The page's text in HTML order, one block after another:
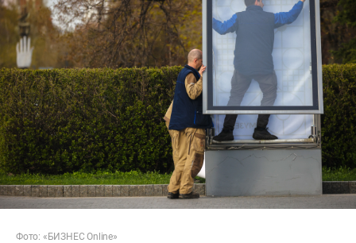
Фото: «БИЗНЕС Online»